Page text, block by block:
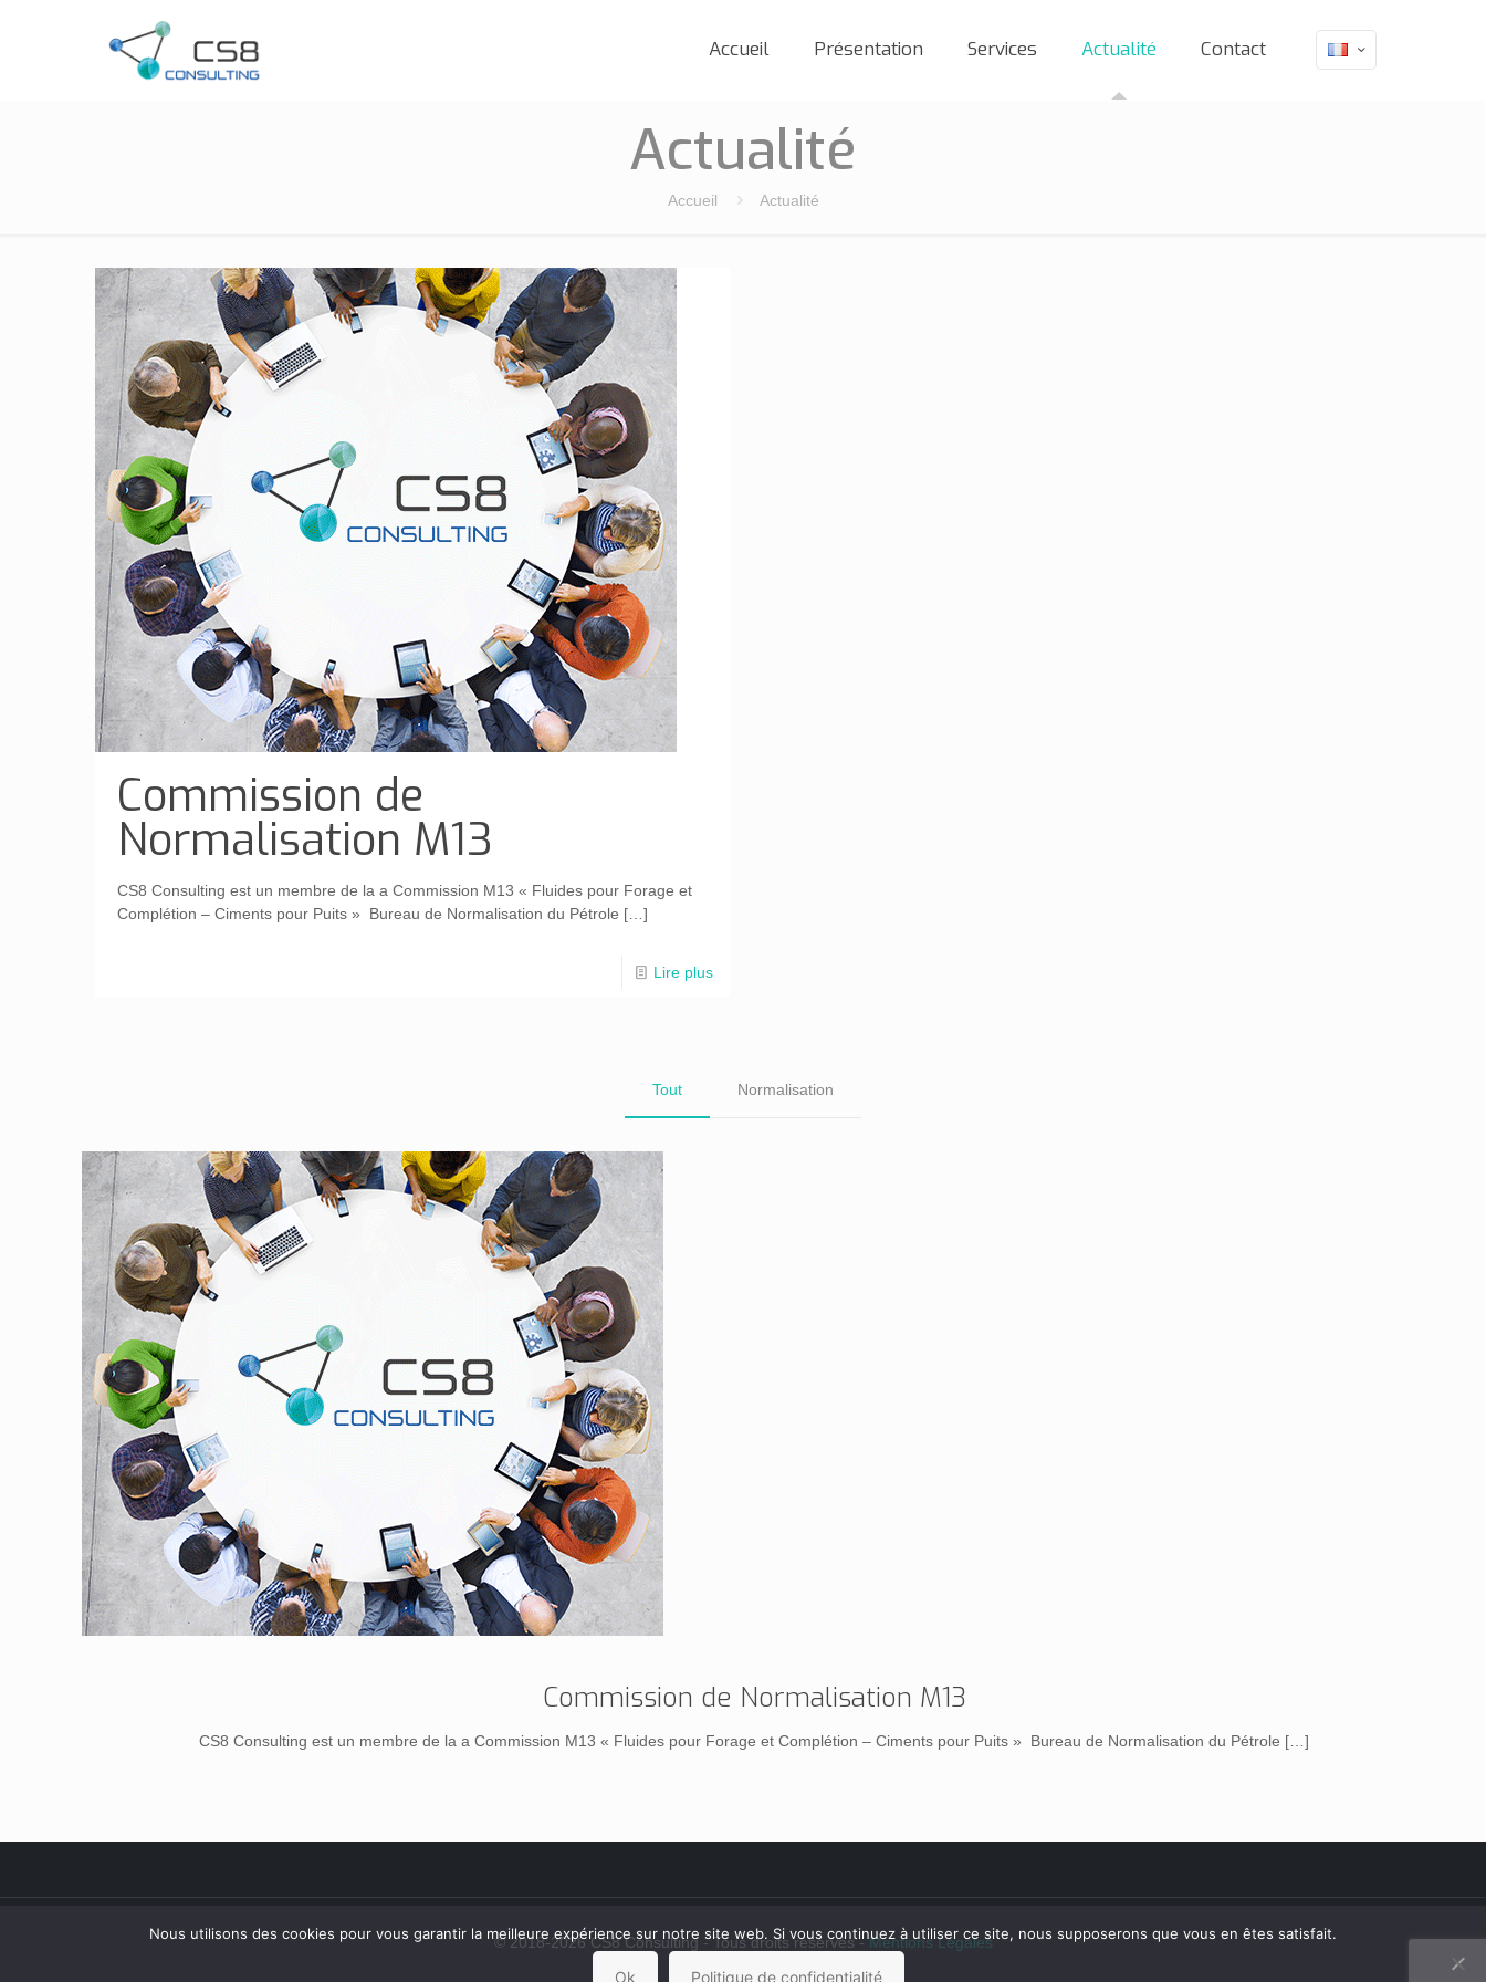
Accueil Présentation Services Actualité Contact
Actualité
Accueil Actualité
Commission de
Normalisation M13
CS8 Consulting est un membre de la a Commission M13 « Fluides pour Forage et
Complétion – Ciments pour Puits » Bureau de Normalisation du Pétrole […]
Lire plus
Tout Normalisation
Commission de Normalisation M13
CS8 Consulting est un membre de la a Commission M13 « Fluides pour Forage et Complétion – Ciments pour Puits » Bureau de Normalisation du Pétrole […]
© 2018-2026 CS8 Consulting - Tous droits réservés -Mentions Légales
Nous utilisons des cookies pour vous garantir la meilleure expérience sur notre site web. Si vous continuez à utiliser ce site, nous supposerons que vous en êtes satisfait.
Ok Politique de confidentialité